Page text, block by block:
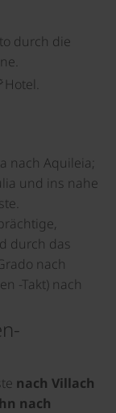
durch die
Hotel.
nach Aquileia;
und ins nahe
durch das
nach
-Takt) nach
nach Villach
nach